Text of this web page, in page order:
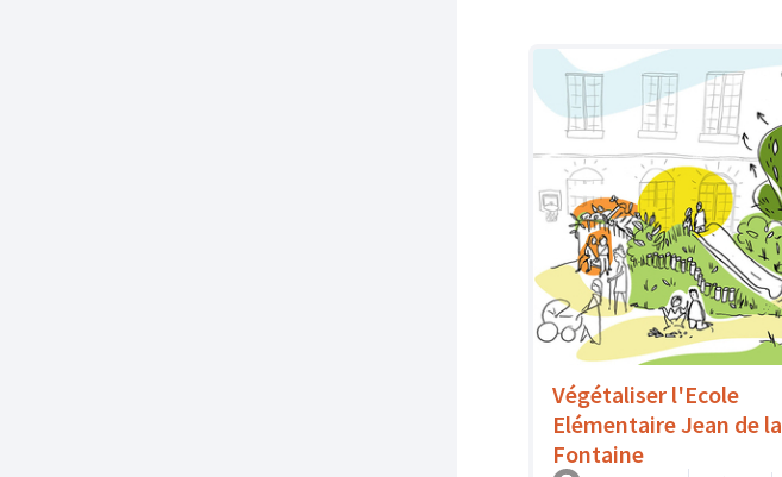
Végétaliser l'Ecole
Elémentaire Jean de la
Fontaine